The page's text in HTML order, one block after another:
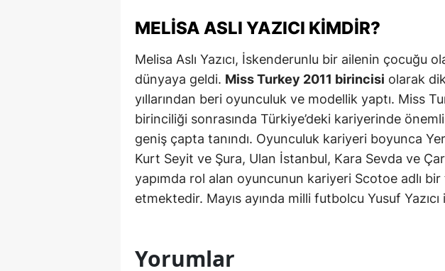
Sinop
Sivas
Tekirdağ
Tokat
Trabzon
Tunceli
MELISA ASLI YAZICI KIMDIR?
Melisa Aslı Yazıcı, İskenderunlu bir ailenin çocuğu
dünyaya geldi. Miss Turkey 2011 birincisi olarak
yıllarından beri oyunculuk ve modellik yaptı. Miss
birinciliği sonrasında Türkiye’deki kariyerinde önemli
geniş çapta tanındı. Oyunculuk kariyeri boyunca
Kurt Seyit ve Şura, Ulan İstanbul, Kara Sevda ve
yapımda rol alan oyuncunun kariyeri Scotoe adlı
etmektedir. Mayıs ayında milli futbolcu Yusuf Yazıcı
Yorumlar